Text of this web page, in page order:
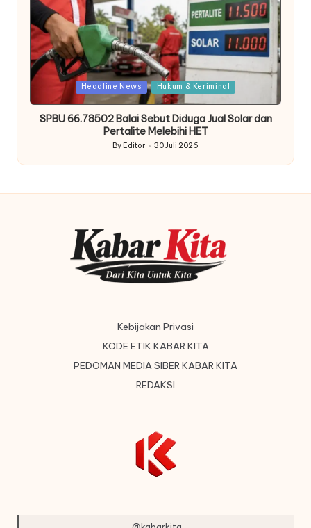
Posted
Headline News Hukum & Keriminal
SPBU 66.78502 Balai Sebut Diduga Jual Solar dan
Pertalite Melebihi HET
Posted
by
By Editor 30 Juli 2026
Kebijakan Privasi
KODE ETIK KABAR KITA
PEDOMAN MEDIA SIBER KABAR KITA
REDAKSI